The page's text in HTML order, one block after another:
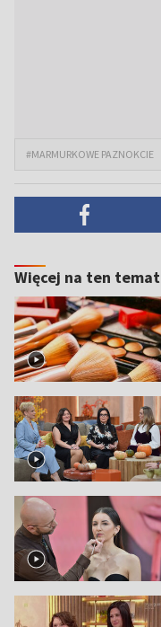
#MARMURKOWE PAZNOKCIE
Więcej na ten temat